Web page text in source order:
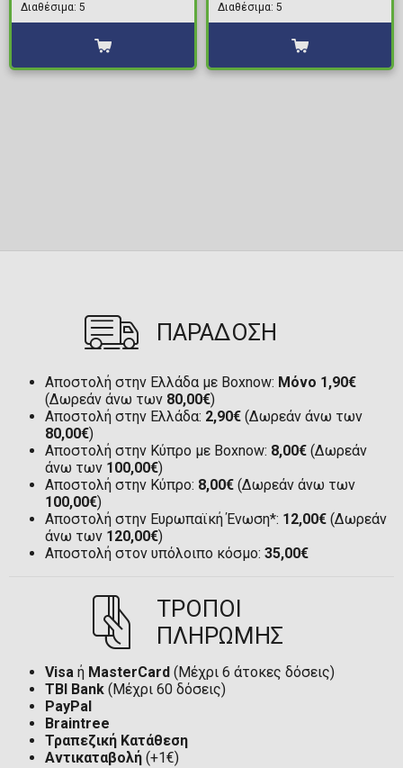
Διαθέσιμα: 5 Διαθέσιμα: 5
ΠΑΡΑΔΟΣΗ
Αποστολή στην Ελλάδα με Boxnow: Μόνο 1,90€
(Δωρεάν άνω των 80,00€)
Αποστολή στην Ελλάδα: 2,90€ (Δωρεάν άνω των
80,00€)
Αποστολή στην Κύπρο με Boxnow: 8,00€ (Δωρεάν
άνω των 100,00€)
Αποστολή στην Κύπρο: 8,00€ (Δωρεάν άνω των
100,00€)
Αποστολή στην Ευρωπαϊκή Ένωση*: 12,00€ (Δωρεάν
άνω των 120,00€)
Αποστολή στον υπόλοιπο κόσμο: 35,00€
ΤΡΟΠΟΙ
ΠΛΗΡΩΜΗΣ
Visa ή MasterCard (Μέχρι 6 άτοκες δόσεις)
TBI Bank (Μέχρι 60 δόσεις)
PayPal
Braintree
Τραπεζική Κατάθεση
Αντικαταβολή (+1€)